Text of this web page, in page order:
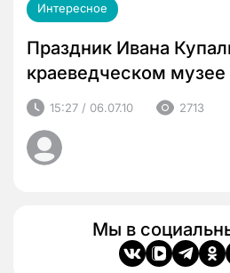
Интересное
Праздник Ивана
краеведческом музее
15:27 / 06.07.10 2713
Мы в